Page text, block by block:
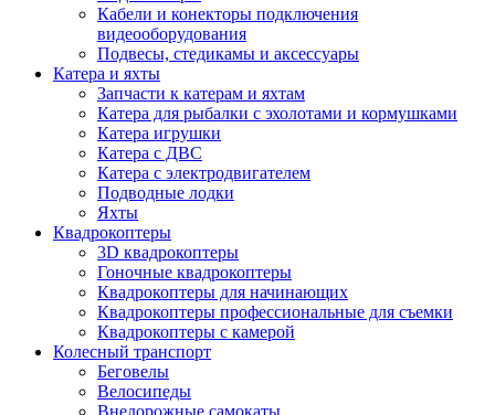
Кабели и конекторы подключения
видеооборудования
Подвесы, стедикамы и аксессуары
Катера и яхты
Запчасти к катерам и яхтам
Катера для рыбалки с эхолотами и кормушками
Катера игрушки
Катера с ДВС
Катера с электродвигателем
Подводные лодки
Яхты
Квадрокоптеры
3D квадрокоптеры
Гоночные квадрокоптеры
Квадрокоптеры для начинающих
Квадрокоптеры профессиональные для съемки
Квадрокоптеры с камерой
Колесный транспорт
Беговелы
Велосипеды
Внедорожные самокаты